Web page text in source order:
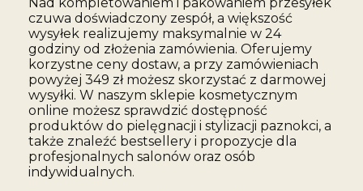
czuwa doświadczony zespół, a większość
wysyłek realizujemy maksymalnie w 24
godziny od złożenia zamówienia. Oferujemy
korzystne ceny dostaw, a przy zamówieniach
powyżej 349 zł możesz skorzystać z darmowej
wysyłki. W naszym sklepie kosmetycznym
online możesz sprawdzić dostępność
produktów do pielęgnacji i stylizacji paznokci, a
także znaleźć bestsellery i propozycje dla
profesjonalnych salonów oraz osób
indywidualnych.